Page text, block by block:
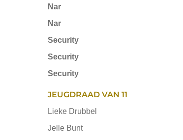
Nar
Nar
Security
Security
Security
JEUGDRAAD VAN 11
Lieke Drubbel
Jelle Bunt